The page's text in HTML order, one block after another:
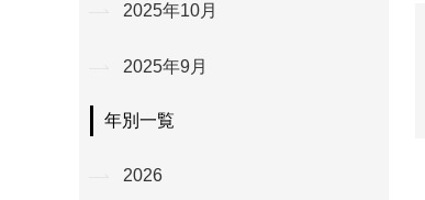
2025年10月
2025年9月
年別一覧
2026